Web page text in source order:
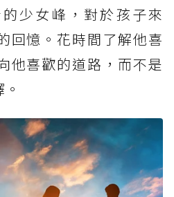
少女峰，對於孩子來
回憶。花時間了解他喜
他喜歡的道路，而不是